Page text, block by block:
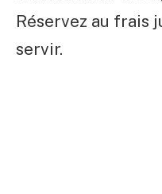
Réservez au frais
servir.